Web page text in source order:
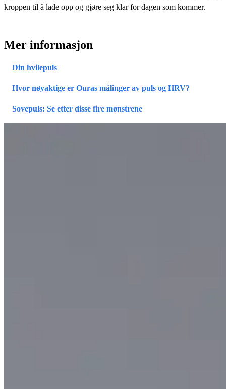
kroppen til å lade opp og gjøre seg klar for dagen som kommer.
Mer informasjon
Din hvilepuls
Hvor nøyaktige er Ouras målinger av puls og HRV?
Sovepuls: Se etter disse fire mønstrene